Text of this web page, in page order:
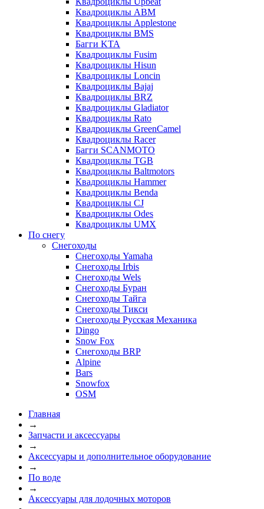
Квадроциклы ABM
Квадроциклы Applestone
Квадроциклы BMS
Багги KTA
Квадроциклы Fusim
Квадроциклы Hisun
Квадроциклы Loncin
Квадроциклы Bajaj
Квадроциклы BRZ
Квадроциклы Gladiator
Квадроциклы Rato
Квадроциклы GreenCamel
Квадроциклы Racer
Багги SCANMOTO
Квадроциклы TGB
Квадроциклы Baltmotors
Квадроциклы Hammer
Квадроциклы Benda
Квадроциклы CJ
Квадроциклы Odes
Квадроциклы UMX
По снегу
Снегоходы
Снегоходы Yamaha
Снегоходы Irbis
Снегоходы Wels
Снегоходы Буран
Снегоходы Тайга
Снегоходы Тикси
Снегоходы Русская Механика
Dingo
Snow Fox
Снегоходы BRP
Alpine
Bars
Snowfox
OSM
Главная
→
Запчасти и аксессуары
→
Аксессуары и дополнительное оборудование
→
По воде
→
Аксессуары для лодочных моторов